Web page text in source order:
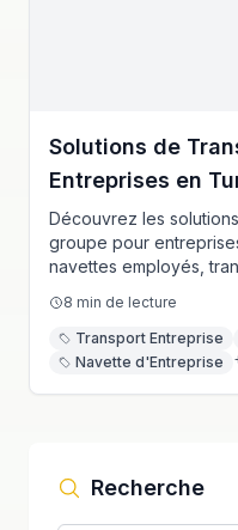
Solutions de
Entreprises en
Découvrez les
groupe pour
navettes employés,
toutes tailles.
8 min de lecture
Transport Entreprise
Navette d'Entreprise
Recherche